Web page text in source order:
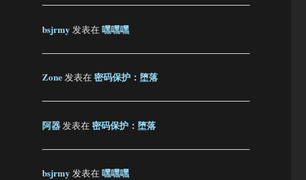
bsjrmy 发表在嘿嘿嘿
Zone发表在密码保护：堕落
阿器发表在密码保护：堕落
bsjrmy 发表在嘿嘿嘿